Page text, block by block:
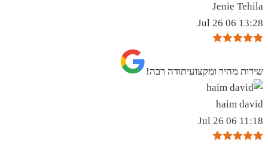
Jenie Tehila
13:28 06 Jul 26
שירות מהיר ומקצועיתודה רבה!
haim david
11:18 06 Jul 26